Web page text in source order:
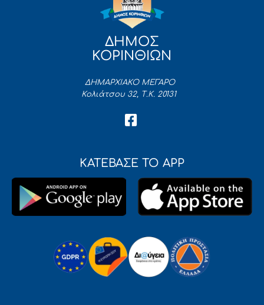
ΔΗΜΟΣ
ΚΟΡΙΝΘΙΩΝ
ΔΗΜΑΡΧΙΑΚΟ ΜΕΓΑΡΟ
Κολιάτσου 32, Τ.Κ. 20131
ΚΑΤΕΒΑΣΕ ΤΟ APP